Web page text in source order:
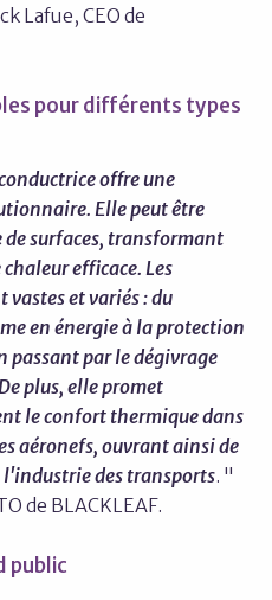
Lafue, CEO de
pour différents types
offre une
Elle peut être
surfaces, transformant
efficace. Les
et variés : du
en énergie à la protection
passant par le dégivrage
plus, elle promet
le confort thermique dans
aéronefs, ouvrant ainsi de
l'industrie des transports. "
de BLACKLEAF.
public